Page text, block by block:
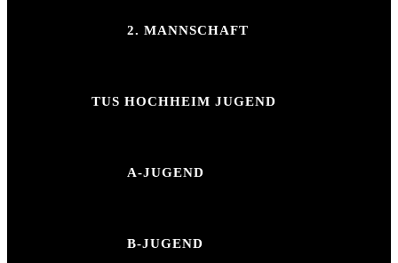
2. MANNSCHAFT
TUS HOCHHEIM JUGEND
A-JUGEND
B-JUGEND